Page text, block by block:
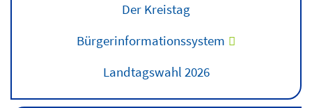
Der Kreistag
Bürgerinformationssystem
Landtagswahl 2026